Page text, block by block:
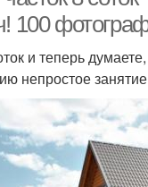
100
и теперь
непростое